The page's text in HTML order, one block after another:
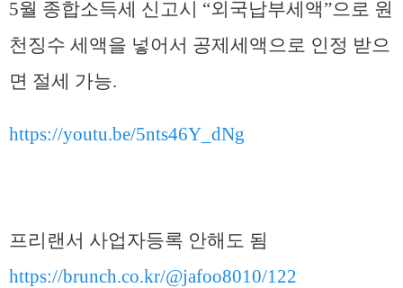
5월 종합소득세 신고시 “외국납부세액”으로 원
천징수 세액을 넣어서 공제세액으로 인정 받으
면 절세 가능.
https://youtu.be/5nts46Y_dNg
프리랜서 사업자등록 안해도 됨
https://brunch.co.kr/@jafoo8010/122